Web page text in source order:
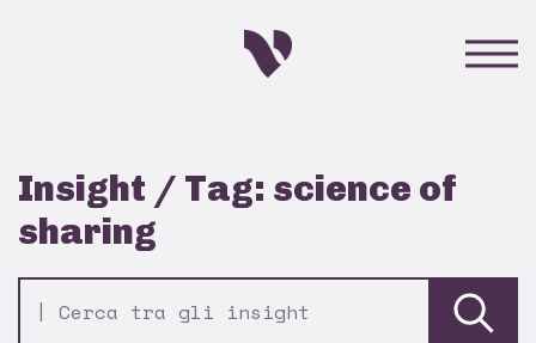
Insight / Tag: science of
sharing